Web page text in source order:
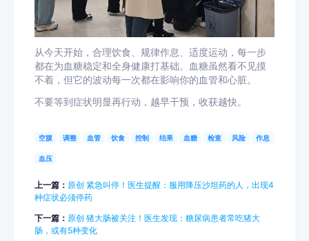
从今天开始，合理饮食、规律作息、适度运动，每一步
都在为血糖稳定和全身健康打基础。血糖虽然看不见摸
不着，但它的波动每一次都在影响你的血管和心脏。
不要等到症状明显再行动，越早干预，收获越快。
空腹 调整 血管 饮食 控制 结果 血糖 检查 风险 作息
血压
上一篇： 原创 紧急叫停！医生提醒：服用降压沙坦药的人，出现4
种症状必须停药
下一篇： 原创 猪大肠被关注！医生发现：糖尿病患者常吃猪大
肠，或有5种变化